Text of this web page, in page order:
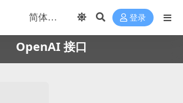
登录
OpenAI 接口